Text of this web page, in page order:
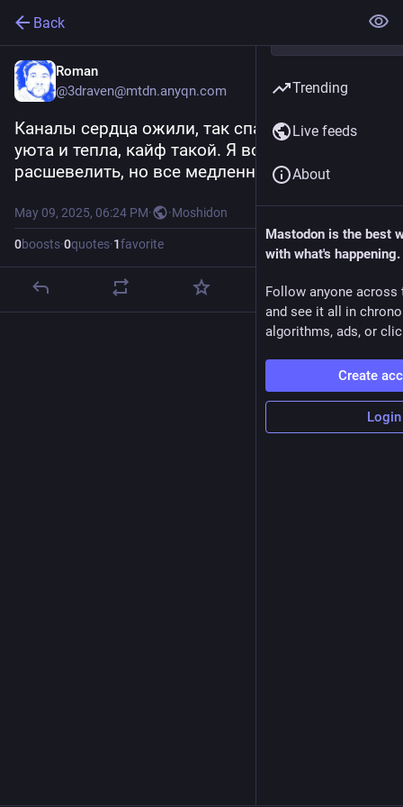
Back
Roman
@3draven@mtdn.anyqn.com
Каналы сердца ожили, так спать хочется от
уюта и тепла, кайф такой. Я все пытаюсь их
расшевелить, но все медленно идет.
May 09, 2025, 06:24 PM· ·Moshidon
0boosts·0quotes·1favorite
Trending
Live feeds
About
Mastodon is the best
with what's happening.
Follow anyone across
and see it all in
algorithms, ads, or
Create
Login